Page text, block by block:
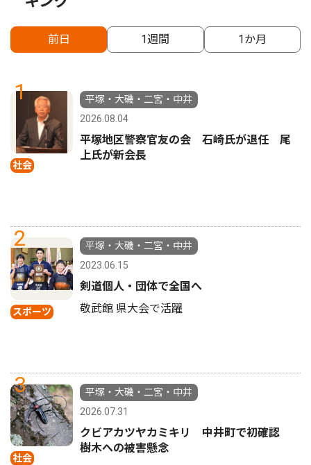
前日 1週間 1か月
1
社会
平塚・大磯・二宮・中井
2026.08.04
平塚地区警察官友の会 石崎氏が退任 尾
上氏が新会長
2
スポーツ
平塚・大磯・二宮・中井
2023.06.15
剣道個人・団体で全国へ
敬武館 県大会で活躍
3
社会
平塚・大磯・二宮・中井
2026.07.31
クビアカツヤカミキリ 中井町で初確認
樹木への被害懸念